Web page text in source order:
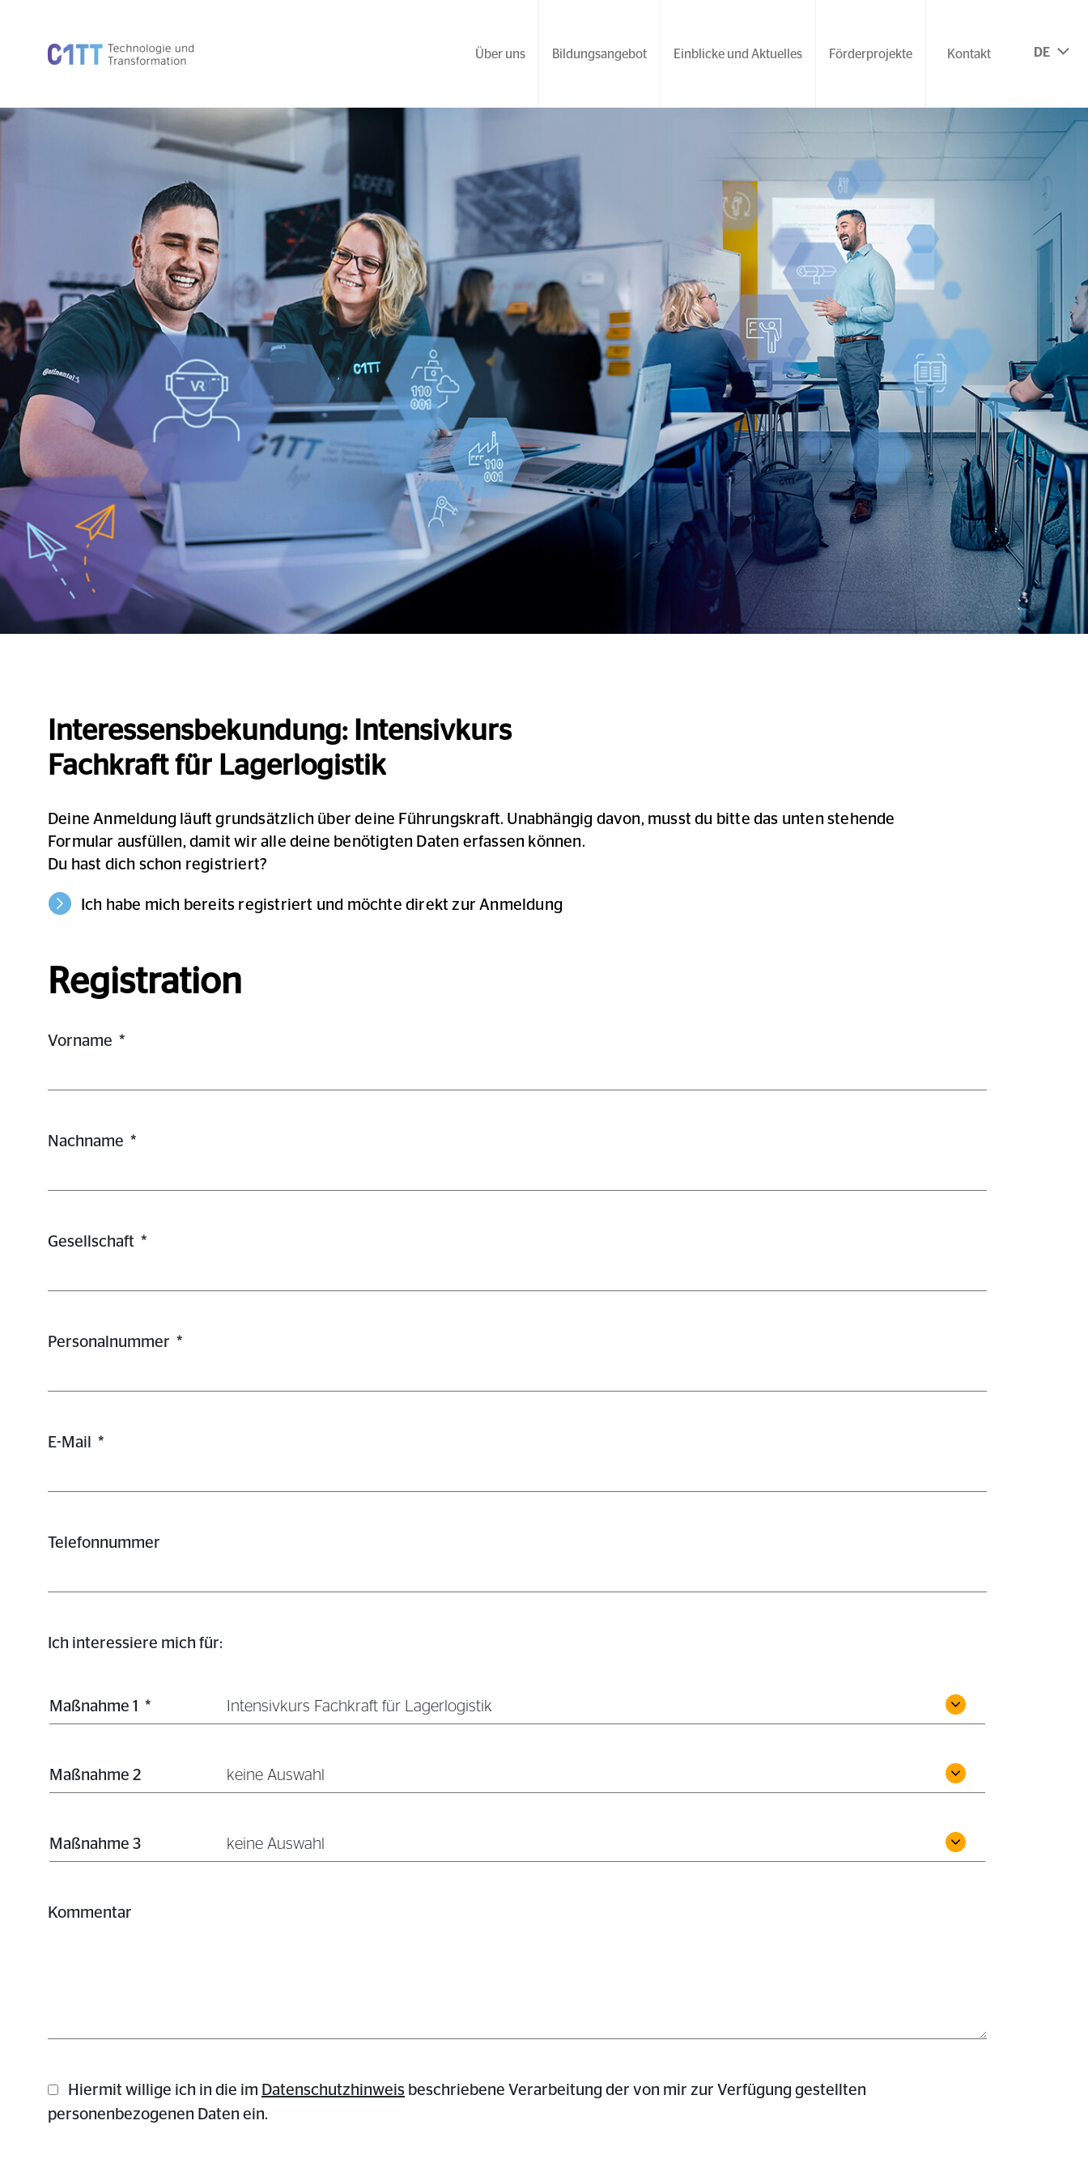
Über uns Bildungsangebot Einblicke und Aktuelles Förderprojekte Kontakt DE
Interessensbekundung: Intensivkurs
Fachkraft für Lagerlogistik
Deine Anmeldung läuft grundsätzlich über deine Führungskraft. Unabhängig davon, musst du bitte das unten stehende
Formular ausfüllen, damit wir alle deine benötigten Daten erfassen können.
Du hast dich schon registriert?
Ich habe mich bereits registriert und möchte direkt zur Anmeldung
Registration
Vorname *
Nachname *
Gesellschaft *
Personalnummer *
E-Mail *
Telefonnummer
Ich interessiere mich für:
Maßnahme 1 * Intensivkurs Fachkraft für Lagerlogistik
Maßnahme 2 keine Auswahl
Maßnahme 3 keine Auswahl
Kommentar
Hiermit willige ich in die im Daten­schutz­hinweis beschriebene Verarbeitung der von mir zur Verfügung gestellten
personenbezogenen Daten ein.